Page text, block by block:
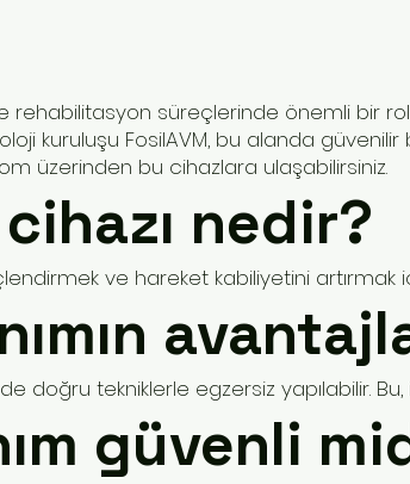
rehabilitasyon süreçlerinde önemli bir
kuruluşu FosilAVM, bu alanda
üzerinden bu cihazlara ulaşabilirsiniz.
nedir?
ve hareket kabiliyetini artırmak
doğru tekniklerle egzersiz yapılabilir.
güvenli